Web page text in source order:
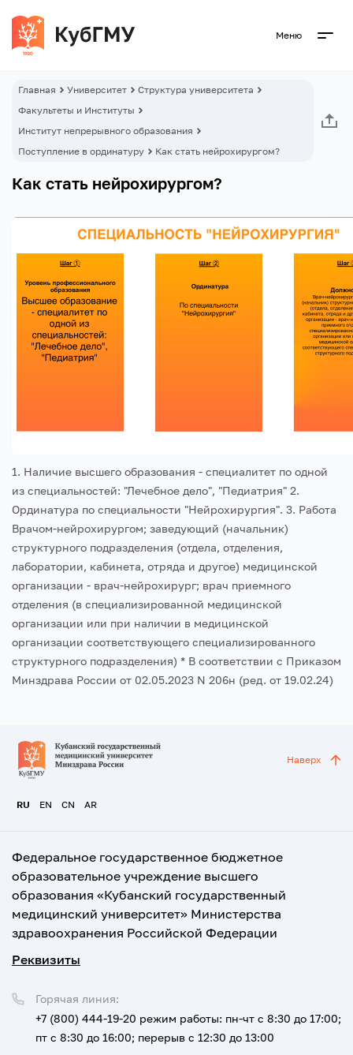
Меню
Главная Университет
Структура университета
Факультеты и Институты
Институт непрерывного образования
Поступление в ординатуру
Как стать нейрохирургом?
Как стать нейрохирургом?
1. Наличие высшего образования - специалитет по одной
из специальностей: "Лечебное дело", "Педиатрия" 2.
Ординатура по специальности "Нейрохирургия". 3. Работа
Врачом-нейрохирургом; заведующий (начальник)
структурного подразделения (отдела, отделения,
лаборатории, кабинета, отряда и другое) медицинской
организации - врач-нейрохирург; врач приемного
отделения (в специализированной медицинской
организации или при наличии в медицинской
организации соответствующего специализированного
структурного подразделения) * В соответствии с Приказом
Минздрава России от 02.05.2023 N 206н (ред. от 19.02.24)
RU EN CN AR
Наверх
Федеральное государственное бюджетное
образовательное учреждение высшего
образования «Кубанский государственный
медицинский университет» Министерства
здравоохранения Российской Федерации
Реквизиты
Горячая линия:
+7 (800) 444-19-20 режим работы: пн-чт с 8:30 до 17:00;
пт с 8:30 до 16:00; перерыв с 12:30 до 13:00